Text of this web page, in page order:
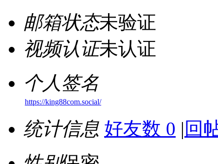
邮箱状态未验证
视频认证未认证
个人签名
https://king88com.social/
统计信息 好友数 0 | 回